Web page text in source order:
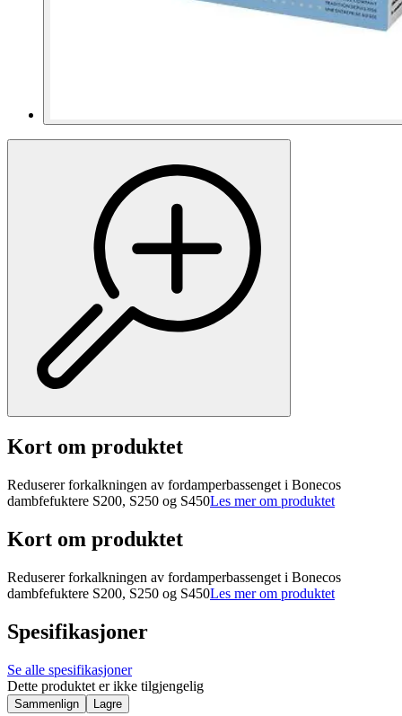
Kort om produktet
Reduserer forkalkningen av fordamperbassenget i Bonecos
dambfefuktere S200, S250 og S450Les mer om produktet
Kort om produktet
Reduserer forkalkningen av fordamperbassenget i Bonecos
dambfefuktere S200, S250 og S450Les mer om produktet
Spesifikasjoner
Se alle spesifikasjoner
Dette produktet er ikke tilgjengelig
Sammenlign Lagre